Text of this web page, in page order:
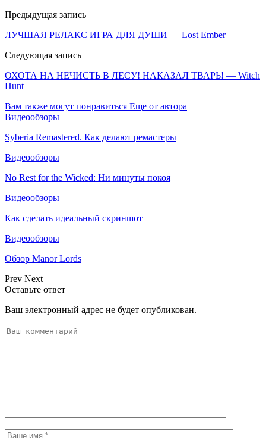
Предыдущая запись
ЛУЧШАЯ РЕЛАКС ИГРА ДЛЯ ДУШИ — Lost Ember
Следующая запись
ОХОТА НА НЕЧИСТЬ В ЛЕСУ! НАКАЗАЛ ТВАРЬ! — Witch
Hunt
Вам также могут понравиться Еще от автора
Видеообзоры
Syberia Remastered. Как делают ремастеры
Видеообзоры
No Rest for the Wicked: Ни минуты покоя
Видеообзоры
Как сделать идеальный скриншот
Видеообзоры
Обзор Manor Lords
Prev Next
Оставьте ответ
Ваш электронный адрес не будет опубликован.